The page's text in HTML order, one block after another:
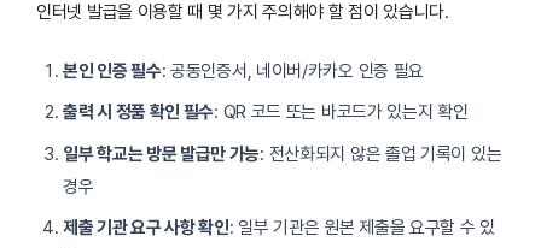
인터넷 발급을 이용할 때 몇 가지 주의해야 할 점이 있습니다.
본인 인증 필수: 공동인증서, 네이버/카카오 인증 필요
출력 시 정품 확인 필수: QR 코드 또는 바코드가 있는지 확인
일부 학교는 방문 발급만 가능: 전산화되지 않은 졸업 기록이 있는
경우
제출 기관 요구 사항 확인: 일부 기관은 원본 제출을 요구할 수 있